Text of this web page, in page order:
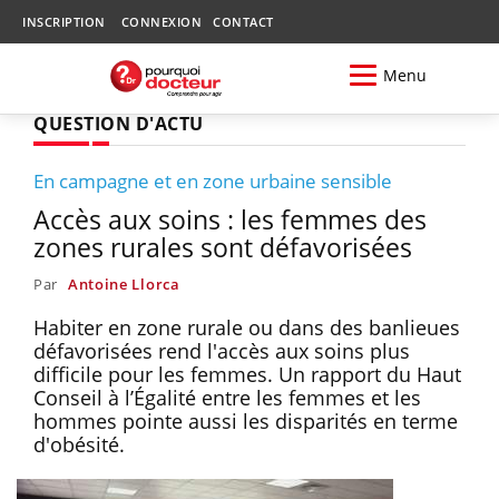
INSCRIPTION CONNEXION CONTACT
Menu
QUESTION D'ACTU
En campagne et en zone urbaine sensible
Accès aux soins : les femmes des
zones rurales sont défavorisées
Par Antoine Llorca
Habiter en zone rurale ou dans des banlieues
défavorisées rend l'accès aux soins plus
difficile pour les femmes. Un rapport du Haut
Conseil à l’Égalité entre les femmes et les
hommes pointe aussi les disparités en terme
d'obésité.